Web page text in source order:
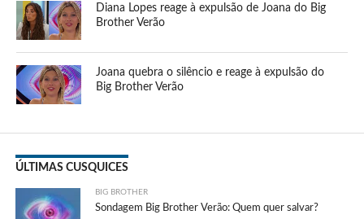
Diana Lopes reage à expulsão de Joana do Big
Brother Verão
Joana quebra o silêncio e reage à expulsão do
Big Brother Verão
ÚLTIMAS CUSQUICES
BIG BROTHER
Sondagem Big Brother Verão: Quem quer salvar?